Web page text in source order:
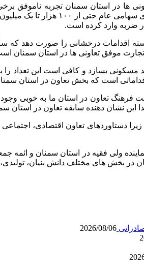
ها در استان سمنان تجربه ناموفق
انداخته است در صورتی که تعاونی
ضربه وارد کرده است.
اقدامات درخشانی را صورت دهد
اینکه تعاونی مسکن ارتش در شهرستان شاهرود توانسته دو
است که بخش تعاون در استان
این نشان دهنده سابقه تعاون در استان
دستاوردهای تعاون اقتصادی،
ولی فقیه در استان سمنان و ائمه
در بخش های مختلف دانش بنیان،
2026/08/06